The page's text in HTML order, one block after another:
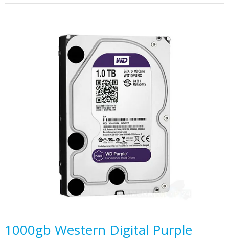
Ga
naar
1000gb Western Digital Purple